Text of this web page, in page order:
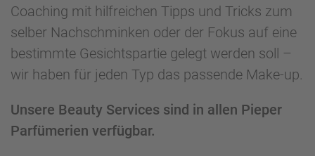
Coaching mit hilfreichen Tipps und Tricks zum
selber Nachschminken oder der Fokus auf eine
bestimmte Gesichtspartie gelegt werden soll –
wir haben für jeden Typ das passende Make-up.
Unsere Beauty Services sind in allen Pieper
Parfümerien verfügbar.